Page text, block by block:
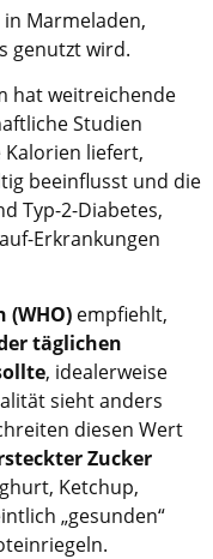
Marmeladen,
genutzt wird.
hat weitreichende
Studien
Kalorien liefert,
beeinflusst und die
Typ-2-Diabetes,
Erkrankungen
empfiehlt,
täglichen
, idealerweise
sieht anders
diesen Wert
Zucker
Ketchup,
„gesunden“